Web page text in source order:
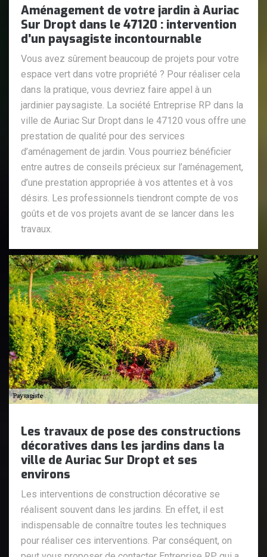
Aménagement de votre jardin à Auriac
Sur Dropt dans le 47120 : intervention
d’un paysagiste incontournable
Vous avez sûrement beaucoup de projets pour votre
espace vert dans votre propriété ? Pour réaliser cela
dans la pratique, vous devriez faire appel à un
jardinier paysagiste. La société Entreprise RP dans la
ville de Auriac Sur Dropt dans le 47120 vous offre une
prestation de qualité pour des services
d’aménagement de jardin. Vous pourriez bénéficier
entre autres de conseils précieux sur l’aménagement,
d’une prestation appropriée à vos attentes et à vos
désirs. Les professionnels tiendront compte de vos
goûts et de vos projets avant de se lancer dans les
travaux.
Les travaux de pose des constructions
décoratives dans les jardins dans la
ville de Auriac Sur Dropt et ses
environs
Les interventions de construction décorative se
réalisent souvent dans les jardins. En effet, il est
indispensable de connaître toutes les techniques
pour réaliser ces interventions. Par conséquent, on